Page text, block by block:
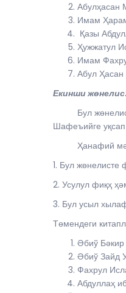
Абулҳасан
Имам
Қазы
Ҳужжатул
Имам
Абул Ҳасан
Екинши
Бул жөнелисте
Шафеъийге
Ҳанафий
1. Бул жөнелисте
2. Усулул фиқҳ
3. Бул усыл
Төмендеги
Әбиў Бәкир
Әбиў Зайд
Фахрул
Абдуллаҳ